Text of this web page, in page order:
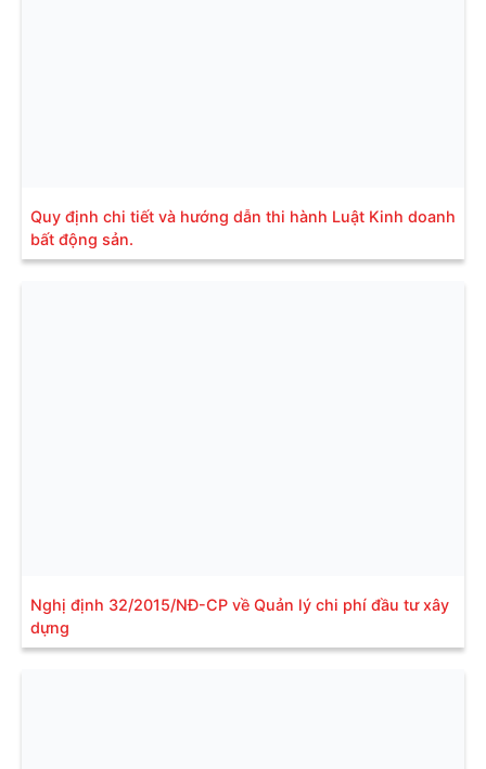
Quy định chi tiết và hướng dẫn thi hành Luật Kinh doanh
bất động sản.
Nghị định 32/2015/NĐ-CP về Quản lý chi phí đầu tư xây
dựng